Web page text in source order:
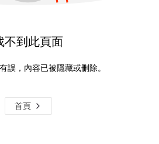
不到此頁面
誤，內容已被隱藏或刪除。
首頁